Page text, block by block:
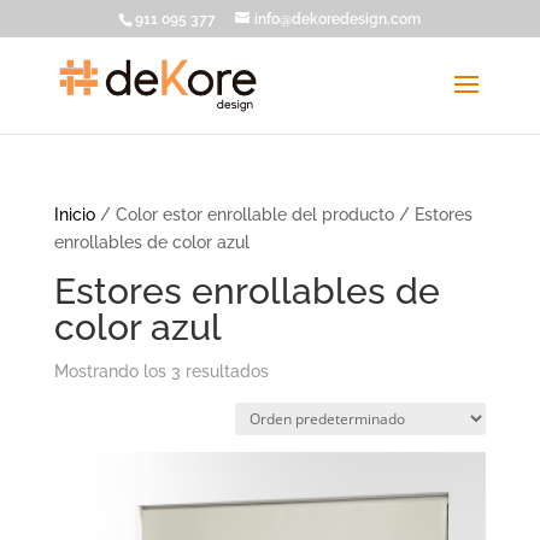
911 095 377 info@dekoredesign.com
Inicio/ Color estor enrollable del producto / Estores
enrollables de color azul
Estores enrollables de
color azul
Mostrando los 3 resultados